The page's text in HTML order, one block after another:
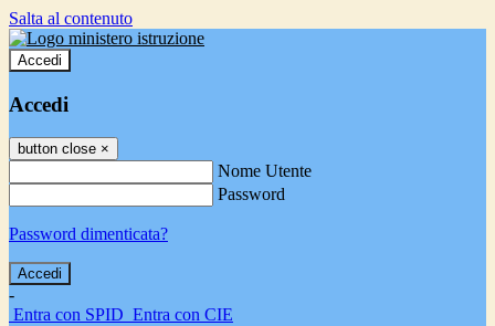
Salta al contenuto
Accedi
Accedi
button close ×
Nome Utente
Password
Password dimenticata?
-
Entra con SPID Entra con CIE